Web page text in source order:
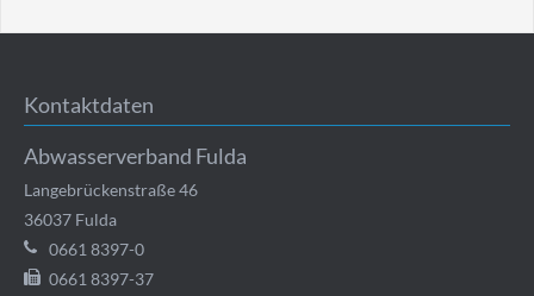
Kontaktdaten
Abwasserverband Fulda
Langebrückenstraße 46
36037 Fulda
0661 8397-0
0661 8397-37